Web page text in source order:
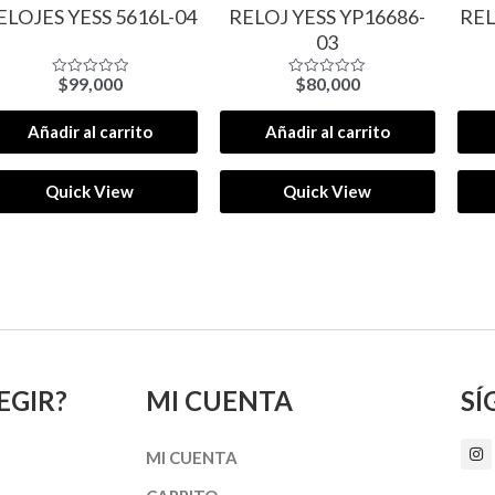
YESS 5616L-04
Valorado
0
de
5
$99,000
Añadir al carrito
Quick View
RELOJ YESS YP16686-
03
Valorado
0
de
5
$80,000
Añadir al carrito
Quick View
MI CUENTA
MI CUENTA
I
n